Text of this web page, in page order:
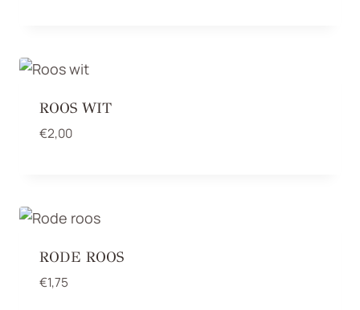
ROOS WIT
€2,00
RODE ROOS
€1,75